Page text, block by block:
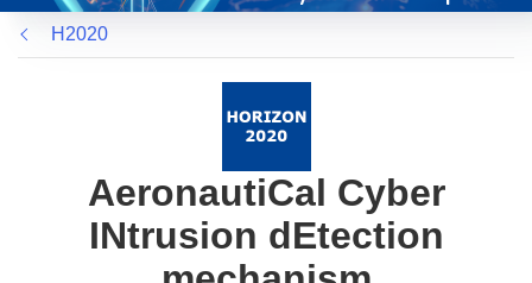
nouvelle
fenêtre)H2020
AeronautiCal Cyber
INtrusion dEtection